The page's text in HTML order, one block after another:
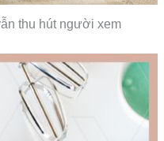
thu hút người xem